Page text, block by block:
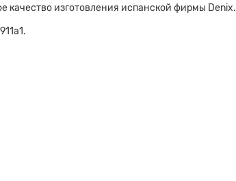
изготовления испанской фирмы Denix.